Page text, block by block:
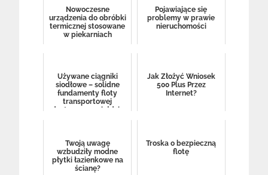
Nowoczesne
urządzenia do obróbki
termicznej stosowane
w piekarniach
Pojawiające się
problemy w prawie
nieruchomości
Używane ciągniki
siodłowe – solidne
fundamenty floty
transportowej
dostępne na giełdzie
Jak Złożyć Wniosek
500 Plus Przez
Internet?
Twoją uwagę
wzbudziły modne
płytki łazienkowe na
ścianę?
Troska o bezpieczną
flotę